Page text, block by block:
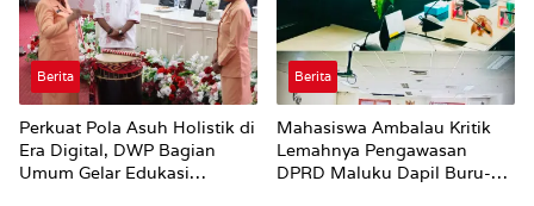
Berita
Perkuat Pola Asuh Holistik di
Era Digital, DWP Bagian
Umum Gelar Edukasi
Berita
Mahasiswa Ambalau Kritik
Lemahnya Pengawasan
DPRD Maluku Dapil Buru-